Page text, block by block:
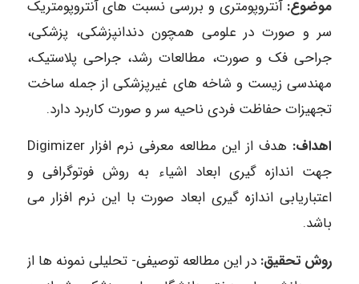
موضوع: آنتروپومتری و بررسی نسبت های آنتروپومتریک
سر و صورت در علومی همچون دندانپزشکی، پزشکی،
جراحی فک و صورت، مطالعات رشد، جراحی پلاستیک،
مهندسی زیست و شاخه های غیرپزشکی از جمله ساخت
تجهیزات حفاظت فردی ناحیه سر و صورت کاربرد دارد.
اهداف:
هدف از این مطالعه معرفی نرم افزار Digimizer
جهت اندازه گیری ابعاد اشیاء به روش فوتوگرافی و
اعتباریابی اندازه گیری ابعاد صورت با این نرم افزار می
باشد.
روش تحقیق: در این مطالعه توصیفی- تحلیلی نمونه ها از